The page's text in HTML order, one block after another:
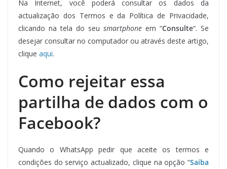
Na Internet, você poderá consultar os dados da
actualização dos Termos e da Política de Privacidade,
clicando na tela do seu smartphone em “Consulte“. Se
desejar consultar no computador ou através deste artigo,
clique aqui.
Como rejeitar essa
partilha de dados com o
Facebook?
Quando o WhatsApp pedir que aceite os termos e
condições do serviço actualizado, clique na opção “Saiba